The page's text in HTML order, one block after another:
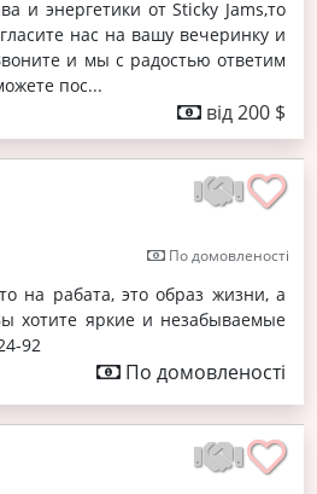
и энергетики от Sticky Jams,то
нас на вашу вечеринку и
и мы с радостью ответим
пос...
від 200 $
По домовленості
на рабата, это образ жизни, а
хотите яркие и незабываемые
92
По домовленості